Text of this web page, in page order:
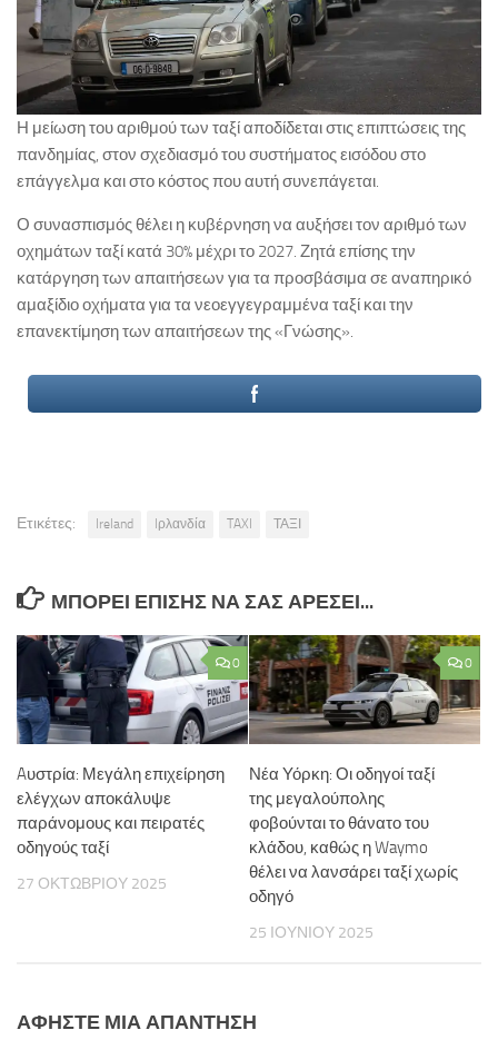
Η μείωση του αριθμού των ταξί αποδίδεται στις επιπτώσεις της
πανδημίας, στον σχεδιασμό του συστήματος εισόδου στο
επάγγελμα και στο κόστος που αυτή συνεπάγεται.
Ο συνασπισμός θέλει η κυβέρνηση να αυξήσει τον αριθμό των
οχημάτων ταξί κατά 30% μέχρι το 2027. Ζητά επίσης την
κατάργηση των απαιτήσεων για τα προσβάσιμα σε αναπηρικό
αμαξίδιο οχήματα για τα νεοεγγεγραμμένα ταξί και την
επανεκτίμηση των απαιτήσεων της «Γνώσης».
Ετικέτες: Ireland Iρλανδία TAXI ΤΑΞΙ
ΜΠΟΡΕΊ ΕΠΊΣΗΣ ΝΑ ΣΑΣ ΑΡΈΣΕΙ...
0
Aυστρία: Μεγάλη επιχείρηση
ελέγχων αποκάλυψε
παράνομους και πειρατές
οδηγούς ταξί
27 ΟΚΤΩΒΡΊΟΥ 2025
0
Νέα Υόρκη: Οι οδηγοί ταξί
της μεγαλούπολης
φοβούνται το θάνατο του
κλάδου, καθώς η Waymo
θέλει να λανσάρει ταξί χωρίς
οδηγό
25 ΙΟΥΝΊΟΥ 2025
ΑΦΉΣΤΕ ΜΙΑ ΑΠΆΝΤΗΣΗ